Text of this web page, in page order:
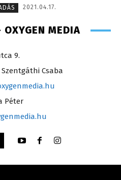
2021.04.17.
MEDIA
9.
Szentgáthi Csaba
Péter